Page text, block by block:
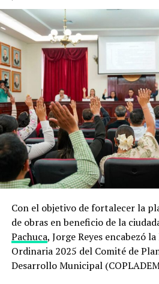
Con el objetivo de fortalecer la
de obras en beneficio de la
Pachuca, Jorge Reyes encabezó
Ordinaria 2025 del Comité de
Desarrollo Municipal